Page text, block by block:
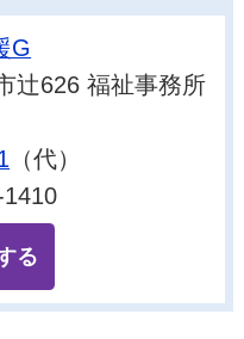
G
辻626 福祉事務所
（代）
る